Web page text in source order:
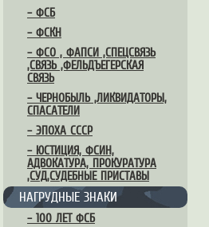
– ФСБ
– ФСКН
– ФСО , ФАПСИ ,СПЕЦСВЯЗЬ
,СВЯЗЬ ,ФЕЛЬДЪЕГЕРСКАЯ
СВЯЗЬ
– ЧЕРНОБЫЛЬ ,ЛИКВИДАТОРЫ,
СПАСАТЕЛИ
– ЭПОХА СССР
– ЮСТИЦИЯ, ФСИН,
АДВОКАТУРА, ПРОКУРАТУРА
,СУД,СУДЕБНЫЕ ПРИСТАВЫ
НАГРУДНЫЕ ЗНАКИ
– 100 ЛЕТ ФСБ